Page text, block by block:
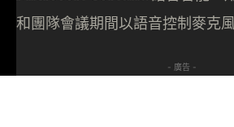
和團隊會議期間以語音控制麥克
- 廣告 -